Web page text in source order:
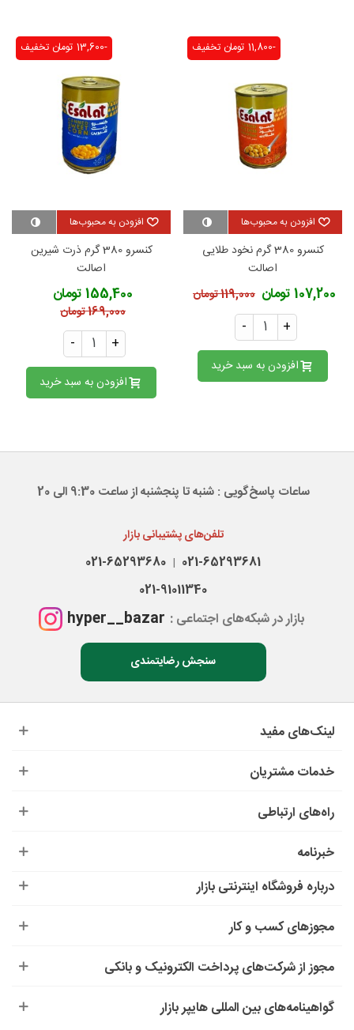
تخفیف -11,800 تومان
افزودن به محبوب‌ها
کنسرو 380 گرم نخود طلایی
اصالت
107,200 تومان 119,000 تومان
- +
افزودن به سبد خرید
تخفیف -13,600 تومان
افزودن به محبوب‌ها
کنسرو 380 گرم ذرت شیرین
اصالت
155,400 تومان
169,000 تومان
- +
افزودن به سبد خرید
ساعات پاسخ‌گویی : شنبه تا پنجشنبه از ساعت 9:30 الی 20
تلفن‌های پشتیبانی بازار
021-65293681
|
021-65293680
021-91011340
بازار در شبکه‌های اجتماعی : hyper__bazar
سنجش رضایتمندی
لینک‌های مفید
خدمات مشتریان
راه‌های ارتباطی
خبرنامه
درباره‌ فروشگاه اینترنتی بازار
مجوزهای کسب و کار
مجوز از شرکت‌های پرداخت الکترونیک و بانکی
گواهینامه‌های بین المللی هایپر بازار